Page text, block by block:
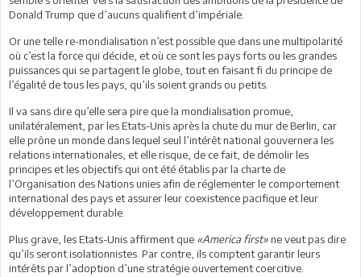
Donald Trump que d’aucuns qualifient d’impériale.
Or une telle re-mondialisation n’est possible que dans une multipolarité
où c’est la force qui décide, et où ce sont les pays forts ou les grandes
puissances qui se partagent le globe, tout en faisant fi du principe de
l’égalité de tous les pays, qu’ils soient grands ou petits.
Il va sans dire qu’elle sera pire que la mondialisation promue,
unilatéralement, par les Etats-Unis après la chute du mur de Berlin, car
elle prône un monde dans lequel seul l’intérêt national gouvernera les
relations internationales, et elle risque, de ce fait, de démolir les
principes et les objectifs qui ont été établis par la charte de
l’Organisation des Nations unies afin de réglementer le comportement
international des pays et assurer leur coexistence pacifique et leur
développement durable.
Plus grave, les Etats-Unis affirment que «America first»ne veut pas dire
qu’ils seront isolationnistes. Par contre, ils comptent garantir leurs
intérêts par l’adoption d’une stratégie ouvertement coercitive.